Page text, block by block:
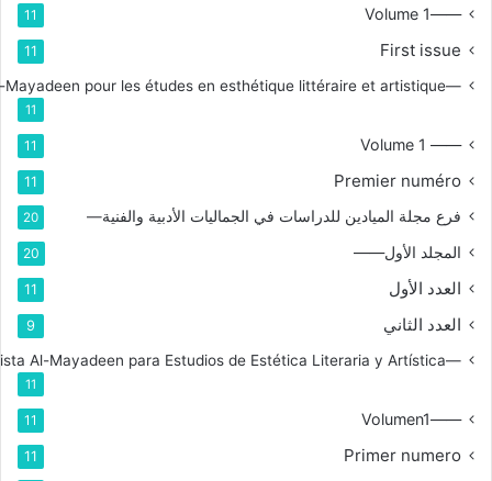
——Volume 1
11
First issue
11
—Branche de la revue Al-Mayadeen pour les études en esthétique littéraire et artistique
11
—— Volume 1
11
Premier numéro
11
فرع مجلة الميادين للدراسات في الجماليات الأدبية والفنية— 20
المجلد الأول—— 20
العدد الأول 11
العدد الثاني 9
—Rama de la Revista Al-Mayadeen para Estudios de Estética Literaria y Artística
11
——Volumen1
11
Primer numero
11